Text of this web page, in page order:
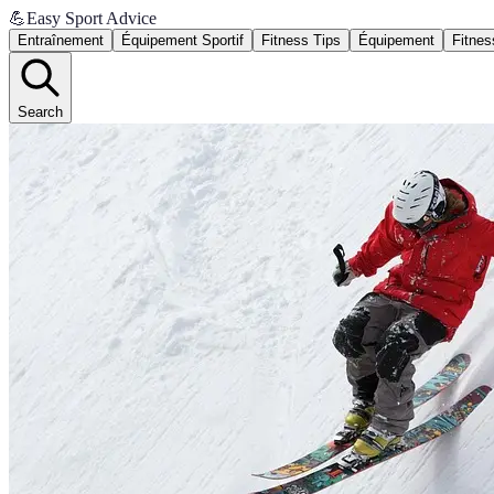
💪Easy Sport Advice
Entraînement Équipement Sportif Fitness Tips Équipement
Search